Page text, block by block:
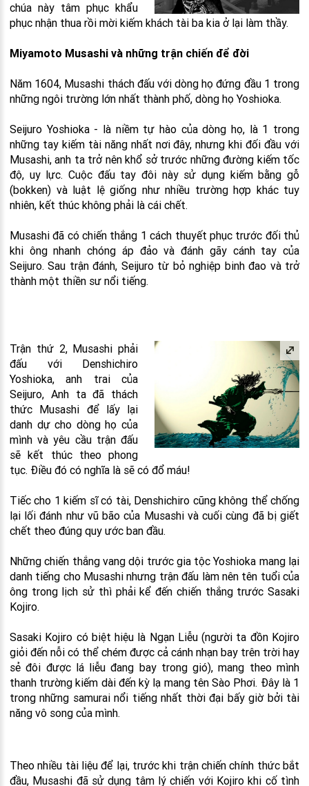
chúa này tâm phục khẩu
phục nhận thua rồi mời kiếm khách tài ba kia ở lại làm thầy.
Miyamoto Musashi và những trận chiến để đời
Năm 1604, Musashi thách đấu với dòng họ đứng đầu 1 trong
những ngôi trường lớn nhất thành phố, dòng họ Yoshioka.
Seijuro Yoshioka - là niềm tự hào của dòng họ, là 1 trong
những tay kiếm tài năng nhất nơi đây, nhưng khi đối đầu với
Musashi, anh ta trở nên khổ sở trước những đường kiếm tốc
độ, uy lực. Cuộc đấu tay đôi này sử dụng kiếm bằng gỗ
(bokken) và luật lệ giống như nhiều trường hợp khác tuy
nhiên, kết thúc không phải là cái chết.
Musashi đã có chiến thắng 1 cách thuyết phục trước đối thủ
khi ông nhanh chóng áp đảo và đánh gãy cánh tay của
Seijuro. Sau trận đánh, Seijuro từ bỏ nghiệp binh đao và trở
thành một thiền sư nổi tiếng.
Trận thứ 2, Musashi phải
đấu với Denshichiro
Yoshioka, anh trai của
Seijuro, Anh ta đã thách
thức Musashi để lấy lại
danh dự cho dòng họ của
mình và yêu cầu trận đấu
sẽ kết thúc theo phong
tục. Điều đó có nghĩa là sẽ có đổ máu!
Tiếc cho 1 kiếm sĩ có tài, Denshichiro cũng không thể chống
lại lối đánh như vũ bão của Musashi và cuối cùng đã bị giết
chết theo đúng quy ước ban đầu.
Những chiến thắng vang dội trước gia tộc Yoshioka mang lại
danh tiếng cho Musashi nhưng trận đấu làm nên tên tuổi của
ông trong lịch sử thì phải kể đến chiến thắng trước Sasaki
Kojiro.
Sasaki Kojiro có biệt hiệu là Ngạn Liễu (người ta đồn Kojiro
giỏi đến nỗi có thể chém được cả cánh nhạn bay trên trời hay
sẻ đôi được lá liễu đang bay trong gió), mang theo mình
thanh trường kiếm dài đến kỳ lạ mang tên Sào Phơi. Đây là 1
trong những samurai nổi tiếng nhất thời đại bấy giờ bởi tài
năng vô song của mình.
Theo nhiều tài liệu để lại, trước khi trận chiến chính thức bắt
đầu, Musashi đã sử dụng tâm lý chiến với Kojiro khi cố tình